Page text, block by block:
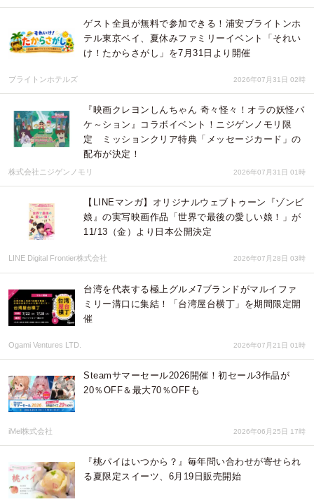
ゲスト全員が無料で参加できる！浦安ブライトンホ
テル東京ベイ、夏休みファミリーイベント「それい
け！たからさがし」を7月31日より開催
ブライトンホテルズ 2026年07月31日 02時
『映画クレヨンしんちゃん 奇々怪々！オラの妖怪バ
ケ～ション』コラボイベント！ニジゲンノモリ限
定 ミッションクリア特典「メッセージカード」の
配布が決定！
株式会社ニジゲンノモリ 2026年07月31日 01時
【LINEマンガ】オリジナルウェブトゥーン『ゾンビ
娘』の実写映画作品「世界で最後の愛しい娘！」が
11/13（金）より日本公開決定
LINE Digital Frontier株式会社 2026年07月28日 03時
台湾を代表する極上グルメ7ブランドがマルイファ
ミリー溝口に集結！「台湾屋台横丁」を期間限定開
催
Ogami Ventures LTD. 2026年07月21日 01時
Steamサマーセール2026開催！初セール3作品が
20％OFF＆最大70％OFFも
iMel株式会社 2026年06月25日 17時
『桃パイはいつから？』毎年問い合わせが寄せられ
る夏限定スイーツ、6月19日販売開始